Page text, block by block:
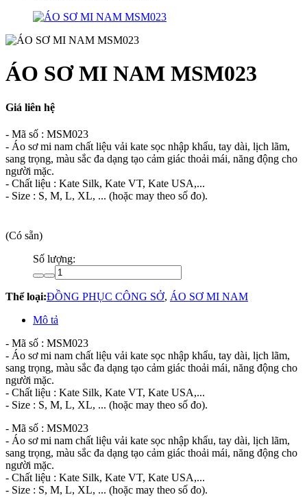
ÁO SƠ MI NAM MSM023
Giá liên hệ
- Mã số : MSM023
- Áo sơ mi nam chất liệu vải kate sọc nhập khẩu, tay dài, lịch lãm,
sang trọng, màu sắc đa dạng tạo cảm giác thoải mái, năng động cho
người mặc.
- Chất liệu : Kate Silk, Kate VT, Kate USA,...
- Size : S, M, L, XL, ... (hoặc may theo số đo).
(Có sẵn)
Số lượng:
Thể loại:ĐỒNG PHỤC CÔNG SỞ, ÁO SƠ MI NAM
Mô tả
- Mã số : MSM023
- Áo sơ mi nam chất liệu vải kate sọc nhập khẩu, tay dài, lịch lãm,
sang trọng, màu sắc đa dạng tạo cảm giác thoải mái, năng động cho
người mặc.
- Chất liệu : Kate Silk, Kate VT, Kate USA,...
- Size : S, M, L, XL, ... (hoặc may theo số đo).
- Mã số : MSM023
- Áo sơ mi nam chất liệu vải kate sọc nhập khẩu, tay dài, lịch lãm,
sang trọng, màu sắc đa dạng tạo cảm giác thoải mái, năng động cho
người mặc.
- Chất liệu : Kate Silk, Kate VT, Kate USA,...
- Size : S, M, L, XL, ... (hoặc may theo số đo).